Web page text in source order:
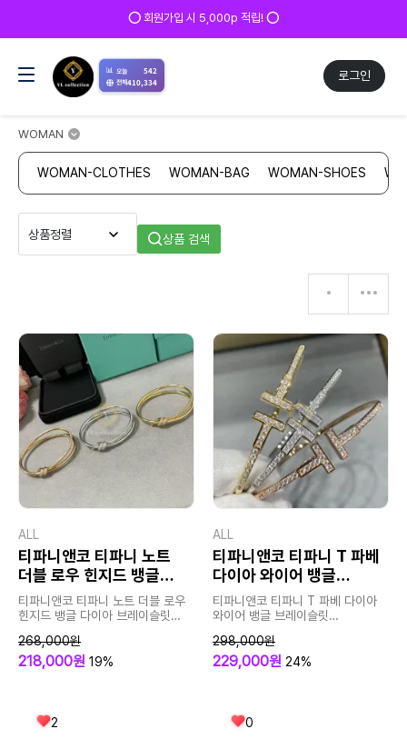
⭕ 회원가입 시 5,000p 적립! ⭕
로그인
📊 오늘 542
전체410,334
WOMAN
WOMAN-CLOTHES WOMAN-BAG WOMAN-SHOES
상품 검색
ALL
티파니앤코 티파니 노트
더블 로우 힌지드 뱅글
다이아 브레이슬릿
티파니앤코 티파니 노트 더블 로우
힌지드 뱅글 다이아 브레이슬릿
268,000원
218,000원 19%
2
ALL
티파니앤코 티파니 T 파베
다이아 와이어 뱅글
브레이슬릿
티파니앤코 티파니 T 파베 다이아
와이어 뱅글 브레이슬릿
298,000원
229,000원 24%
0